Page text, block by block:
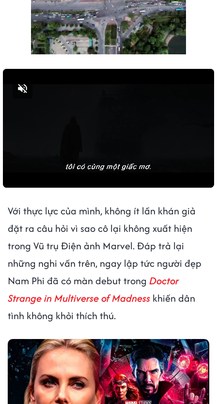
Với thực lực của mình, không ít lần khán giả
đặt ra câu hỏi vì sao cô lại không xuất hiện
trong Vũ trụ Điện ảnh Marvel. Đáp trả lại
những nghi vấn trên, ngay lập tức người đẹp
Nam Phi đã có màn debut trong Doctor
Strange in Multiverse of Madness khiến dân
tình không khỏi thích thú.